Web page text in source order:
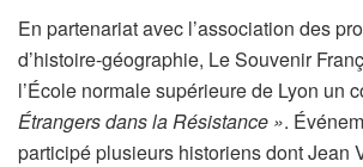
En partenariat avec l’association des
d’histoire-géographie, Le Souvenir
l’École normale supérieure de Lyon un
Étrangers dans la Résistance ».
participé plusieurs historiens dont Jean